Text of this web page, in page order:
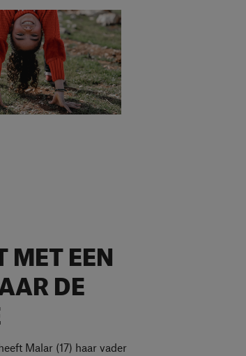
MET EEN
DE
Malar (17) haar vader